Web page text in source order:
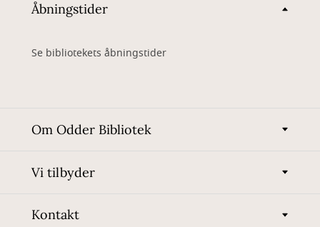
Åbningstider
Se bibliotekets åbningstider
Om Odder Bibliotek
Vi tilbyder
Kontakt